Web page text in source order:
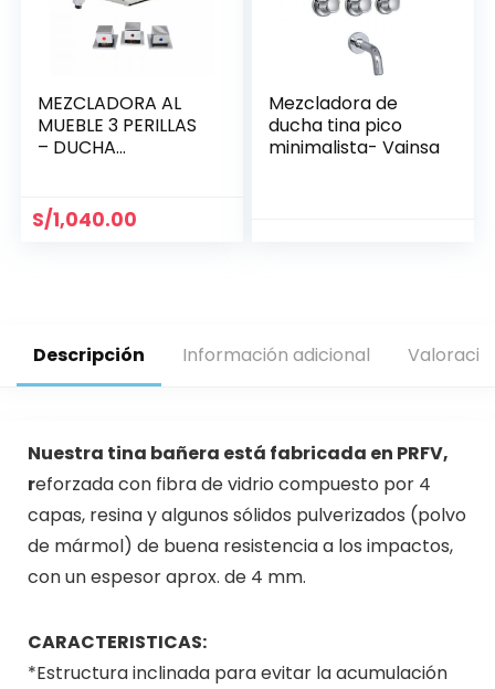
MEZCLADORA AL
MUEBLE 3 PERILLAS
– DUCHA
MINIMALISTA
S/1,040.00
Mezcladora de
ducha tina pico
minimalista- Vainsa
Descripción Información adicional
Nuestra tina bañera está fabricada en PRFV,
reforzada con fibra de vidrio compuesto por 4
capas, resina y algunos sólidos pulverizados (polvo
de mármol) de buena resistencia a los impactos,
con un espesor aprox. de 4 mm.
CARACTERISTICAS:
*Estructura inclinada para evitar la acumulación